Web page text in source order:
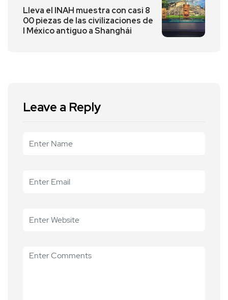
Lleva el INAH muestra con casi 8
00 piezas de las civilizaciones de
l México antiguo a Shanghái
Leave a Reply